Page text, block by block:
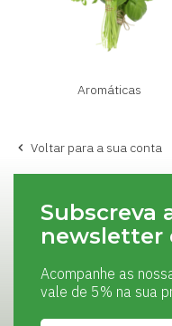
Aromáticas
 Voltar para a sua conta
Subscreva
newsletter
Acompanhe as
vale de 5% na sua